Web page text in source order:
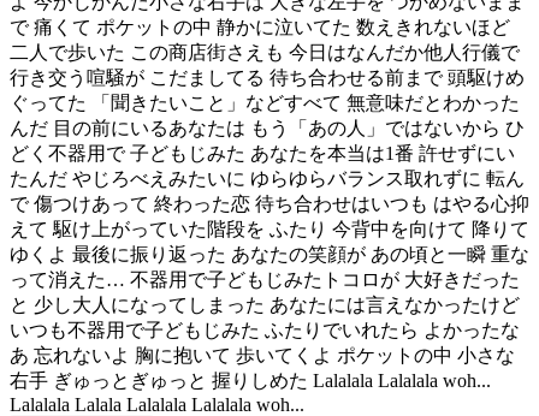
で 痛くて ポケットの中 静かに泣いてた 数えきれないほど
二人で歩いた この商店街さえも 今日はなんだか他人行儀で
行き交う喧騒が こだましてる 待ち合わせる前まで 頭駆けめ
ぐってた 「聞きたいこと」などすべて 無意味だとわかった
んだ 目の前にいるあなたは もう「あの人」ではないから ひ
どく不器用で 子どもじみた あなたを本当は1番 許せずにい
たんだ やじろべえみたいに ゆらゆらバランス取れずに 転ん
で 傷つけあって 終わった恋 待ち合わせはいつも はやる心抑
えて 駆け上がっていた階段を ふたり 今背中を向けて 降りて
ゆくよ 最後に振り返った あなたの笑顔が あの頃と一瞬 重な
って消えた… 不器用で子どもじみたトコロが 大好きだった
と 少し大人になってしまった あなたには言えなかったけど
いつも不器用で子どもじみた ふたりでいれたら よかったな
あ 忘れないよ 胸に抱いて 歩いてくよ ポケットの中 小さな
右手 ぎゅっとぎゅっと 握りしめた Lalalala Lalalala woh...
Lalalala Lalala Lalalala Lalalala woh...